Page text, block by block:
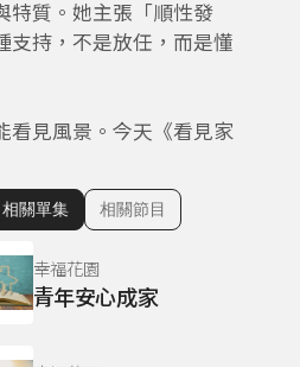
特質。她主張「順性發
支持，不是放任，而是懂
看見風景。今天《看見家
顯示相關單集
相關單集 相關節目
幸福花園
青年安心成家